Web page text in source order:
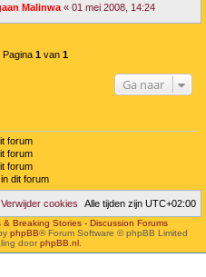
Malinwa « 01 mei 2008, 14:24
Pagina 1van 1
Ga naar
forum
forum
forum
dit forum
Alle tijden zijn UTC+02:00
Verwijder cookies
Breaking Stories - Discussion Forums
phpBB® Forum Software © phpBB Limited
doorphpBB.nl